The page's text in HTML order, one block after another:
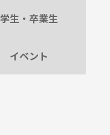
学生・卒業生
イベント